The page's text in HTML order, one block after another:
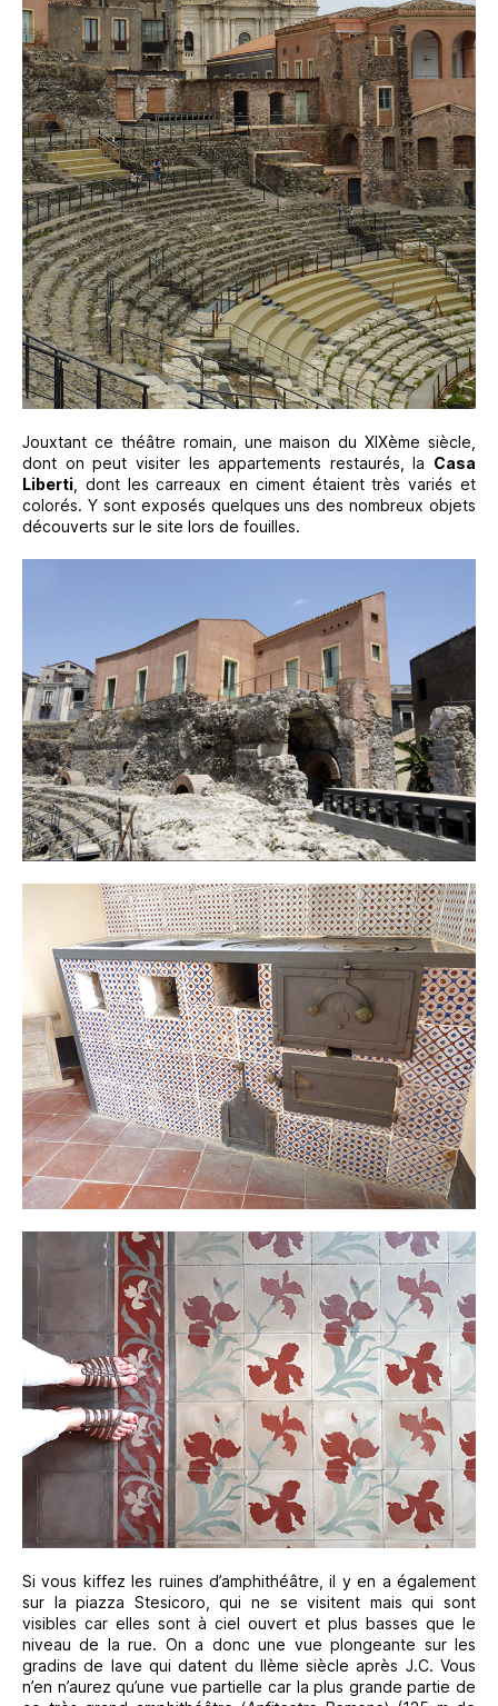
Jouxtant ce théâtre romain, une maison du XIXème siècle,
dont on peut visiter les appartements restaurés, la Casa
Liberti , dont les carreaux en ciment étaient très variés et
colorés. Y sont exposés quelques uns des nombreux objets
découverts sur le site lors de fouilles.
Si vous kiffez les ruines d’amphithéâtre, il y en a également
sur la piazza Stesicoro, qui ne se visitent mais qui sont
visibles car elles sont à ciel ouvert et plus basses que le
niveau de la rue. On a donc une vue plongeante sur les
gradins de lave qui datent du IIème siècle après J.C. Vous
n’en n’aurez qu’une vue partielle car la plus grande partie de